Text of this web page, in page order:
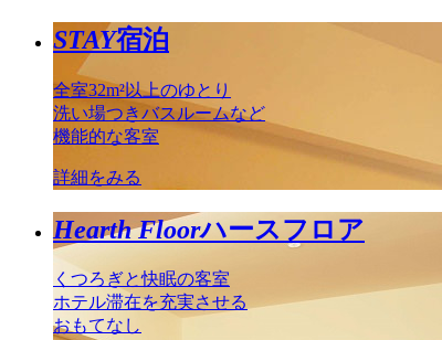
STAY宿泊
全室32m²以上のゆとり
洗い場つきバスルームなど
機能的な客室
詳細をみる
Hearth Floorハースフロア
くつろぎと快眠の客室
ホテル滞在を充実させる
おもてなし